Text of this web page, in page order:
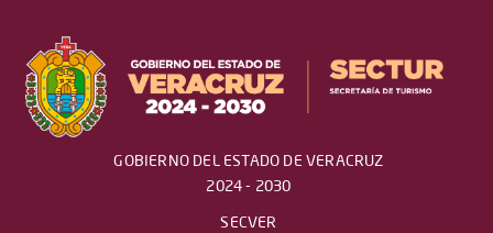
GOBIERNO DEL ESTADO DE VERACRUZ
2024 - 2030
SECVER